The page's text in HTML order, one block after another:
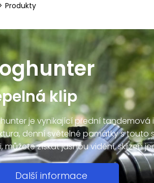
Produkty
klip
je vynikající přední
denní světelné památky s
můžete získat jasnou vidění, sklizeň
Další informace